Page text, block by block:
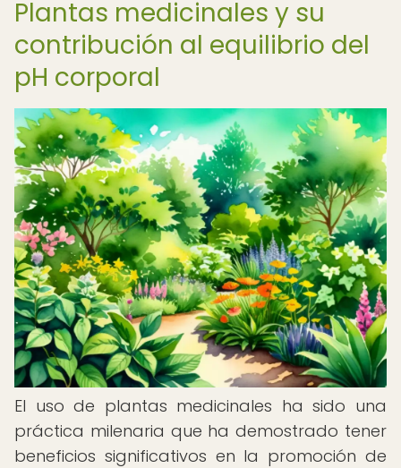
Plantas medicinales y su
contribución al equilibrio del
pH corporal
El uso de plantas medicinales ha sido una
práctica milenaria que ha demostrado tener
beneficios significativos en la promoción de